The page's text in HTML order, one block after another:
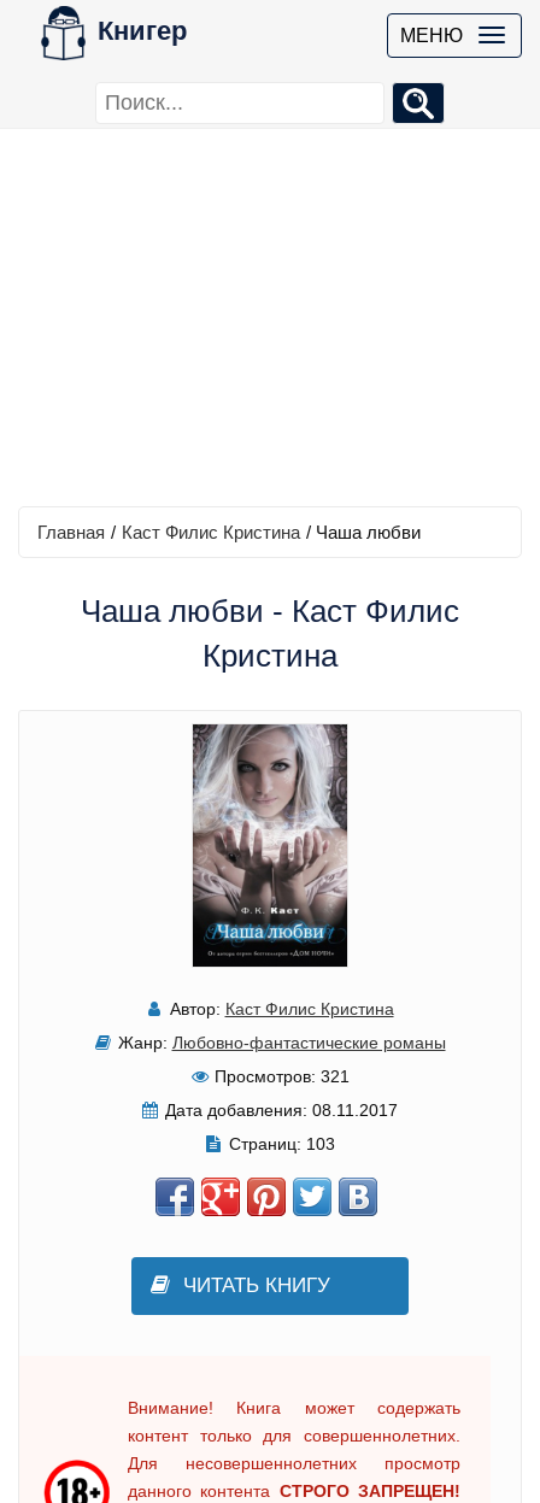
Книгер МЕНЮ
Главная / Каст Филис Кристина / Чаша любви
Чаша любви - Каст Филис
Кристина
Автор: Каст Филис Кристина
Жанр: Любовно-фантастические романы
Просмотров: 321
Дата добавления: 08.11.2017
Страниц: 103
ЧИТАТЬ КНИГУ
Внимание! Книга может содержать
контент только для совершеннолетних.
Для несовершеннолетних просмотр
данного контента СТРОГО ЗАПРЕЩЕН!